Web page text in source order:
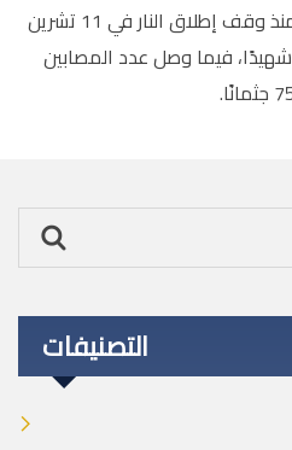
وأضافت أن إجمالي الشهداء منذ وقف إطلاق النار في 11 تشرين
الأول/أكتوبر الماضي بلغ 715 شهيدًا، فيما وصل عدد المصابين
التصنيفات